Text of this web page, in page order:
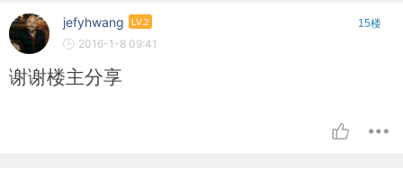
jefyhwang LV.2 15楼
2016-1-8 09:41
谢谢楼主分享